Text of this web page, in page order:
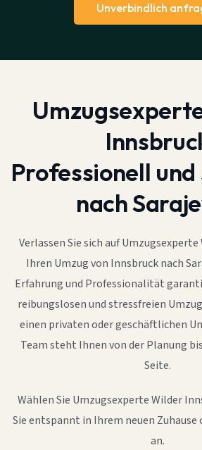
Unverbindlich
Professionell
nach
Verlassen Sie sich auf
Ihren Umzug von Innsbruck nach
Erfahrung und Professionalität
reibungslosen und stressfreien
einen privaten oder geschäftlichen
Team steht Ihnen von der Planung
Seite.
Wählen Sie Umzugsexperte Wilder
Sie entspannt in Ihrem neuen Zuhause
an.